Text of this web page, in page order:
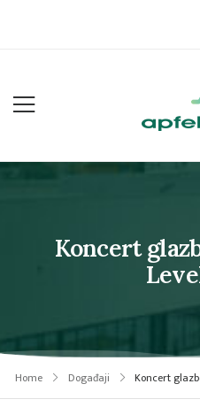
Koncert
Home Događaji Koncert